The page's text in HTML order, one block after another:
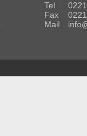
Tel
Fax
Mail